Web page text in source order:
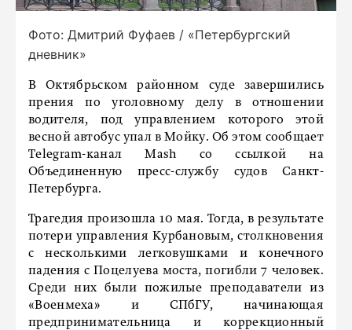
Фото: Дмитрий Фуфаев / «Петербургский
дневник»
В Октябрьском районном суде завершились
прения по уголовному делу в отношении
водителя, под управлением которого этой
весной автобус упал в Мойку. Об этом сообщает
Telegram-канал Mash со ссылкой на
Объединенную пресс-службу судов Санкт-
Петербурга.
Трагедия произошла 10 мая. Тогда, в результате
потери управления Курбановым, столкновения
с несколькими легковушками и конечного
падения с Поцелуева моста, погибли 7 человек.
Среди них были пожилые преподаватели из
«Военмеха» и СПбГУ, начинающая
предпринимательница и коррекционный